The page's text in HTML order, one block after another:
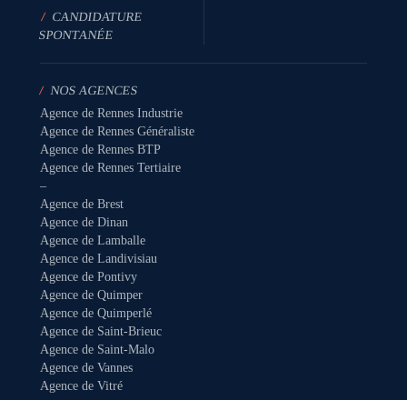
/ CANDIDATURE
SPONTANÉE
/ NOS AGENCES
Agence de Rennes Industrie
Agence de Rennes Généraliste
Agence de Rennes BTP
Agence de Rennes Tertiaire
–
Agence de Brest
Agence de Dinan
Agence de Lamballe
Agence de Landivisiau
Agence de Pontivy
Agence de Quimper
Agence de Quimperlé
Agence de Saint-Brieuc
Agence de Saint-Malo
Agence de Vannes
Agence de Vitré